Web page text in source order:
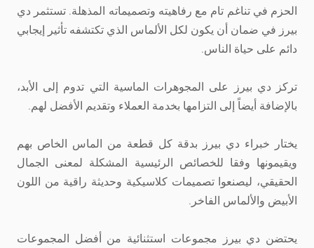
الحزم في تناغم تام مع رفاهيته وتصميماته المذهلة. تستثمر دي
بيرز في ضمان أن يكون لكل الألماس الذي تكتشفه تأثير إيجابي
دائم على حياة الناس.
تركز دي بيرز على المجوهرات الماسية التي تدوم إلى الأبد،
بالإضافة أيضاً إلى التزامها بخدمة العملاء وتقديم الأفضل لهم.
يختار خبراء دي بيرز بدقة كل قطعة من الماس الخاص بهم
ويقيمونها وفقا للخصائص الرئيسية المشكلة لمعنى الجمال
الحقيقي، ليصنعوا تصميمات كلاسيكية وحديثة راقية من اللون
الأبيض والألماس الفاخر.
يحتضن دي بيرز مجموعات استثنائية من أفضل المجموعات